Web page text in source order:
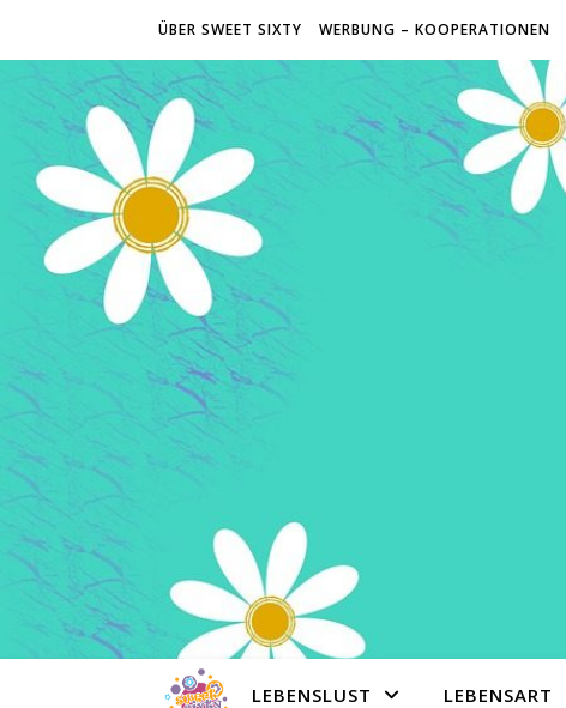
ÜBER SWEET SIXTY WERBUNG – KOOPERATIONEN
LEBENSLUST LEBENSART